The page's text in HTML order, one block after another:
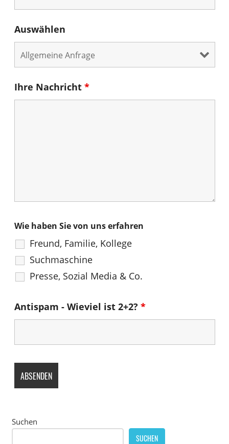
Auswählen
Ihre Nachricht *
Wie haben Sie von uns erfahren
Freund, Familie, Kollege
Suchmaschine
Presse, Sozial Media & Co.
Antispam - Wieviel ist 2+2? *
Suchen
SUCHEN